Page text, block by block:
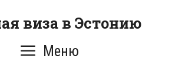
виза в Эстонию
Меню